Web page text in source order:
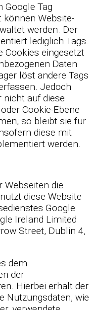
Google Tag
können Website-
werden. Der
lediglich Tags.
Cookies eingesetzt
Daten
löst andere Tags
Jedoch
nicht auf diese
Cookie-Ebene
so bleibt sie für
diese mit
werden.
Webseiten die
diese Website
Google
Ireland Limited
Street, Dublin 4,
dem
der
Hierbei erhält der
Nutzungsdaten, wie